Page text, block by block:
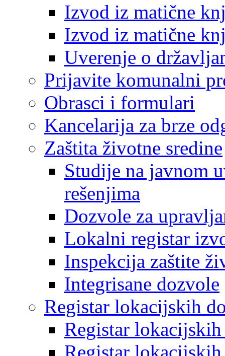
Izvod iz matične
Izvod iz matične
Uverenje o
Prijavite komunalni
Obrasci i formulari
Kancelarija za brze
Zaštita životne sredine
Studije na javnom
rešenjima
Dozvole za
Lokalni registar
Inspekcija zaštite
Integrisane dozvole
Registar lokacijskih
Registar
Registar